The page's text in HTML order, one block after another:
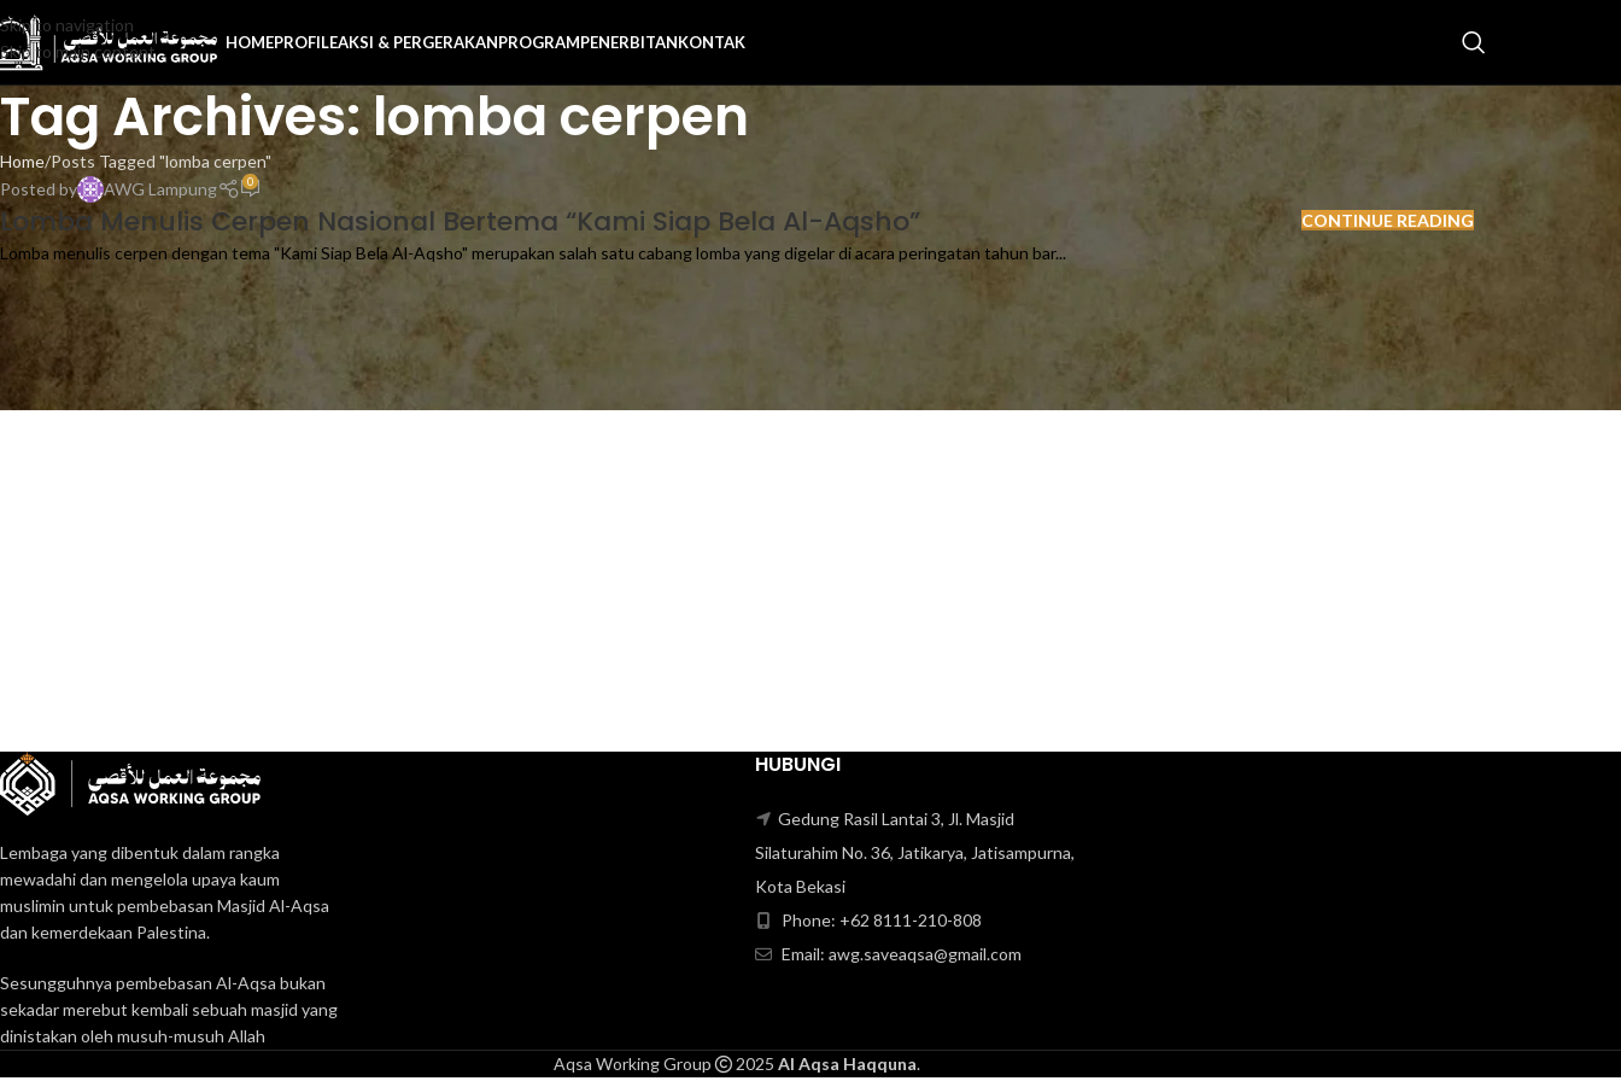
Skip to navigation
Skip to main content
HOMEPROFILEAKSI & PERGERAKANPROGRAMPENERBITANKONTAK
Tag Archives: lomba cerpen
Home Posts Tagged "lomba cerpen"
Posted by
AWG Lampung 0
Lomba Menulis Cerpen Nasional Bertema “Kami Siap Bela Al-Aqsho”
Lomba menulis cerpen dengan tema "Kami Siap Bela Al-Aqsho" merupakan salah satu cabang lomba yang digelar di acara peringatan tahun bar...
CONTINUE READING
Lembaga yang dibentuk dalam rangka
mewadahi dan mengelola upaya kaum
muslimin untuk pembebasan Masjid Al-Aqsa
dan kemerdekaan Palestina.
Sesungguhnya pembebasan Al-Aqsa bukan
sekadar merebut kembali sebuah masjid yang
dinistakan oleh musuh-musuh Allah
HUBUNGI
Gedung Rasil Lantai 3, Jl. Masjid
Silaturahim No. 36, Jatikarya, Jatisampurna,
Kota Bekasi
Phone: +62 8111-210-808‬
Email: awg.saveaqsa@gmail.com
Aqsa Working Group 2025 Al Aqsa Haqquna.